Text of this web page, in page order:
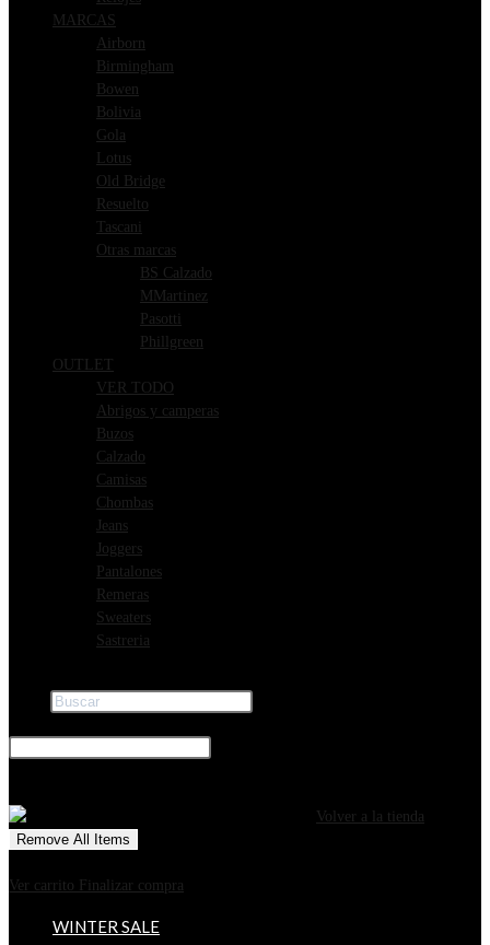
MARCAS
Airborn
Birmingham
Bowen
Bolivia
Gola
Lotus
Old Bridge
Resuelto
Tascani
Otras marcas
BS Calzado
MMartinez
Pasotti
Phillgreen
OUTLET
VER TODO
Abrigos y camperas
Buzos
Calzado
Camisas
Chombas
Jeans
Joggers
Pantalones
Remeras
Sweaters
Sastreria
Volver a la tienda
Remove All Items
Ver carrito
Finalizar compra
WINTER SALE